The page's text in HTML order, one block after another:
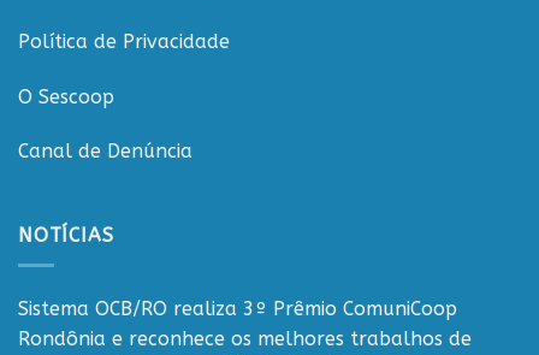
Política de Privacidade
O Sescoop
Canal de Denúncia
NOTÍCIAS
Sistema OCB/RO realiza 3º Prêmio ComuniCoop
Rondônia e reconhece os melhores trabalhos de